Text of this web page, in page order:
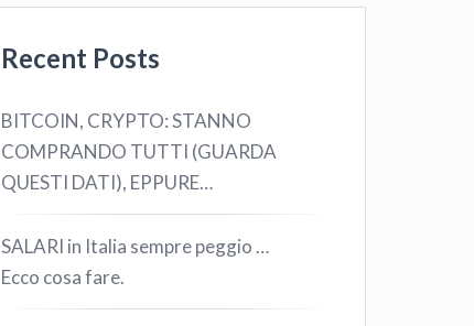
Recent Posts
BITCOIN, CRYPTO: STANNO
COMPRANDO TUTTI (GUARDA
QUESTI DATI), EPPURE…
SALARI in Italia sempre peggio …
Ecco cosa fare.